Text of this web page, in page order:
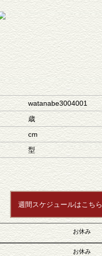
watanabe3004001
歳
cm
型
週間スケジュールはこちら
お休み
お休み